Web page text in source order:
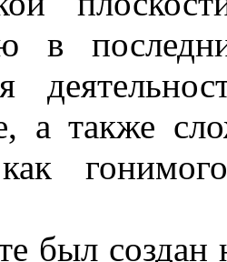
в
а также
был создан